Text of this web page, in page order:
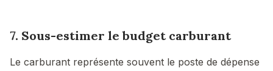
7. Sous-estimer le budget carburant
Le carburant représente souvent le poste de dépense